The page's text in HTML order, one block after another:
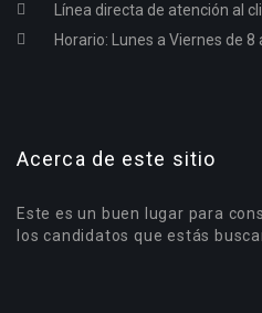
Línea directa de atención al
Horario: Lunes a Viernes de 8
Acerca de este sitio
Este es un buen lugar para
los candidatos que estás